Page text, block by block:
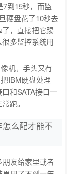
7到15秒，而监
硬盘花了10秒去
，直接把它踢
多监控系统用
机，手头又有
IBM硬盘处理
和SATA接口一
跑。
怎么配才能不
朋友给家里或者